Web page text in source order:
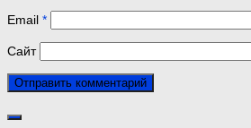
Email *
Сайт